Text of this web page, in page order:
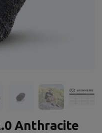
Anthracite